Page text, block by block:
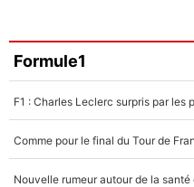
Formule1